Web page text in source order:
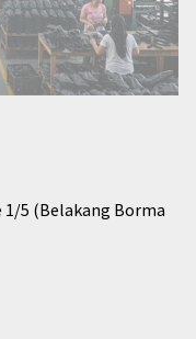
1/5 (Belakang Borma